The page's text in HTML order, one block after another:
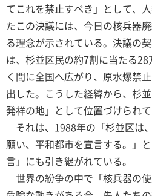
てこれを禁止すべき」として、
たこの決議には、今日の核兵器
る理念が示されている。決議の
は、杉並区民の約7割に当たる
く間に全国へ広がり、原水爆禁
出した。こうした経緯から、杉
発祥の地」として位置づけられて
それは、1988年の「杉並区は
願い、平和都市を宣言する。」
言」にも引き継がれている。
世界の紛争の中で「核兵器の